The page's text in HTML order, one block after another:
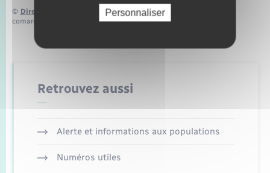
© Direction de l’information légale et administrative
comarquage developpé parbaseo.io
Retrouvez aussi
Alerte et informations aux populations
Numéros utiles
Personnaliser